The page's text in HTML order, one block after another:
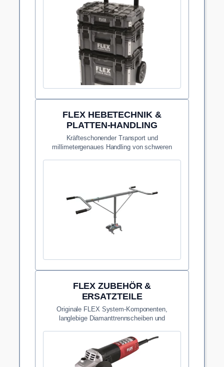
FLEX HEBETECHNIK &
PLATTEN-HANDLING
Kräfteschonender Transport und
millimetergenaues Handling von schweren
FLEX ZUBEHÖR &
ERSATZTEILE
Originale FLEX System-Komponenten,
langlebige Diamanttrennscheiben und